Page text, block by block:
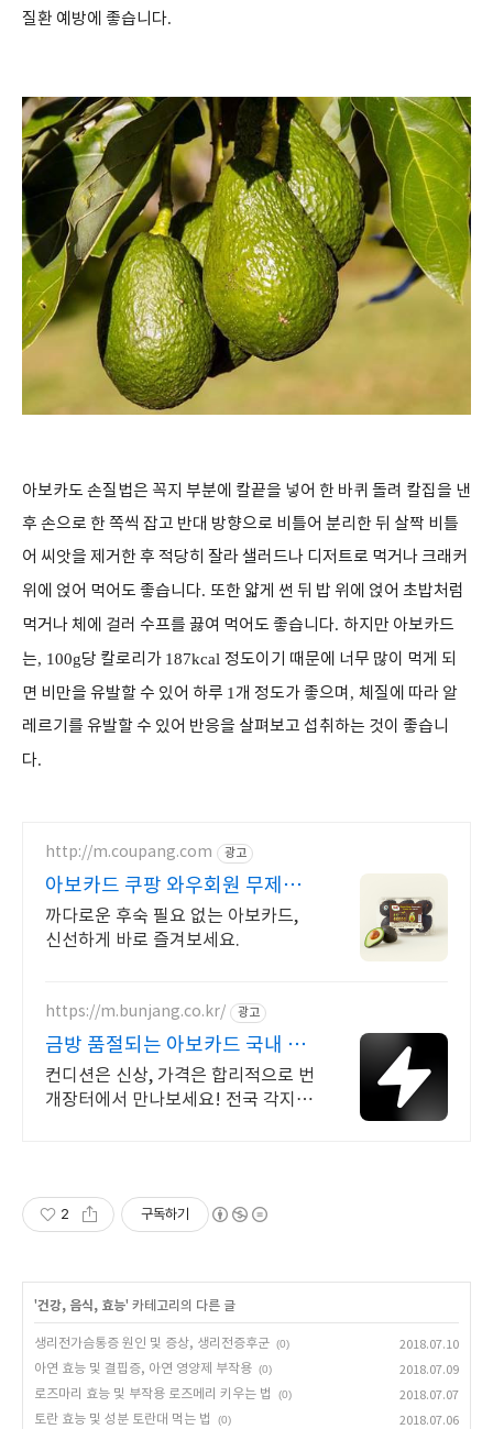
질환 예방에 좋습니다.
아보카도 손질법은 꼭지 부분에 칼끝을 넣어 한 바퀴 돌려 칼집을 낸
후 손으로 한 쪽씩 잡고 반대 방향으로 비틀어 분리한 뒤 살짝 비틀
어 씨앗을 제거한 후 적당히 잘라 샐러드나 디저트로 먹거나 크래커
위에 얹어 먹어도 좋습니다. 또한 얇게 썬 뒤 밥 위에 얹어 초밥처럼
먹거나 체에 걸러 수프를 끓여 먹어도 좋습니다. 하지만 아보카드
는, 100g당 칼로리가 187kcal 정도이기 때문에 너무 많이 먹게 되
면 비만을 유발할 수 있어 하루 1개 정도가 좋으며 , 체질에 따라 알
레르기를 유발할 수 있어 반응을 살펴보고 섭취하는 것이 좋습니
다.
http://m.coupang.com 광고
아보카드 쿠팡 와우회원 무제한
무료배송
까다로운 후숙 필요 없는 아보카드,
신선하게 바로 즐겨보세요.
https://m.bunjang.co.kr/ 광고
금방 품절되는 아보카드 국내 최
대 브랜드 중고거래
컨디션은 신상, 가격은 합리적으로 번
개장터에서 만나보세요! 전국 각지에
2 구독하기
'건강, 음식, 효능' 카테고리의 다른 글
생리전가슴통증 원인 및 증상, 생리전증후군 (0)
2018.07.10
아연 효능 및 결핍증, 아연 영양제 부작용 (0)
2018.07.09
로즈마리 효능 및 부작용 로즈메리 키우는 법
(0)
2018.07.07
토란 효능 및 성분 토란대 먹는 법
(0)
2018.07.06